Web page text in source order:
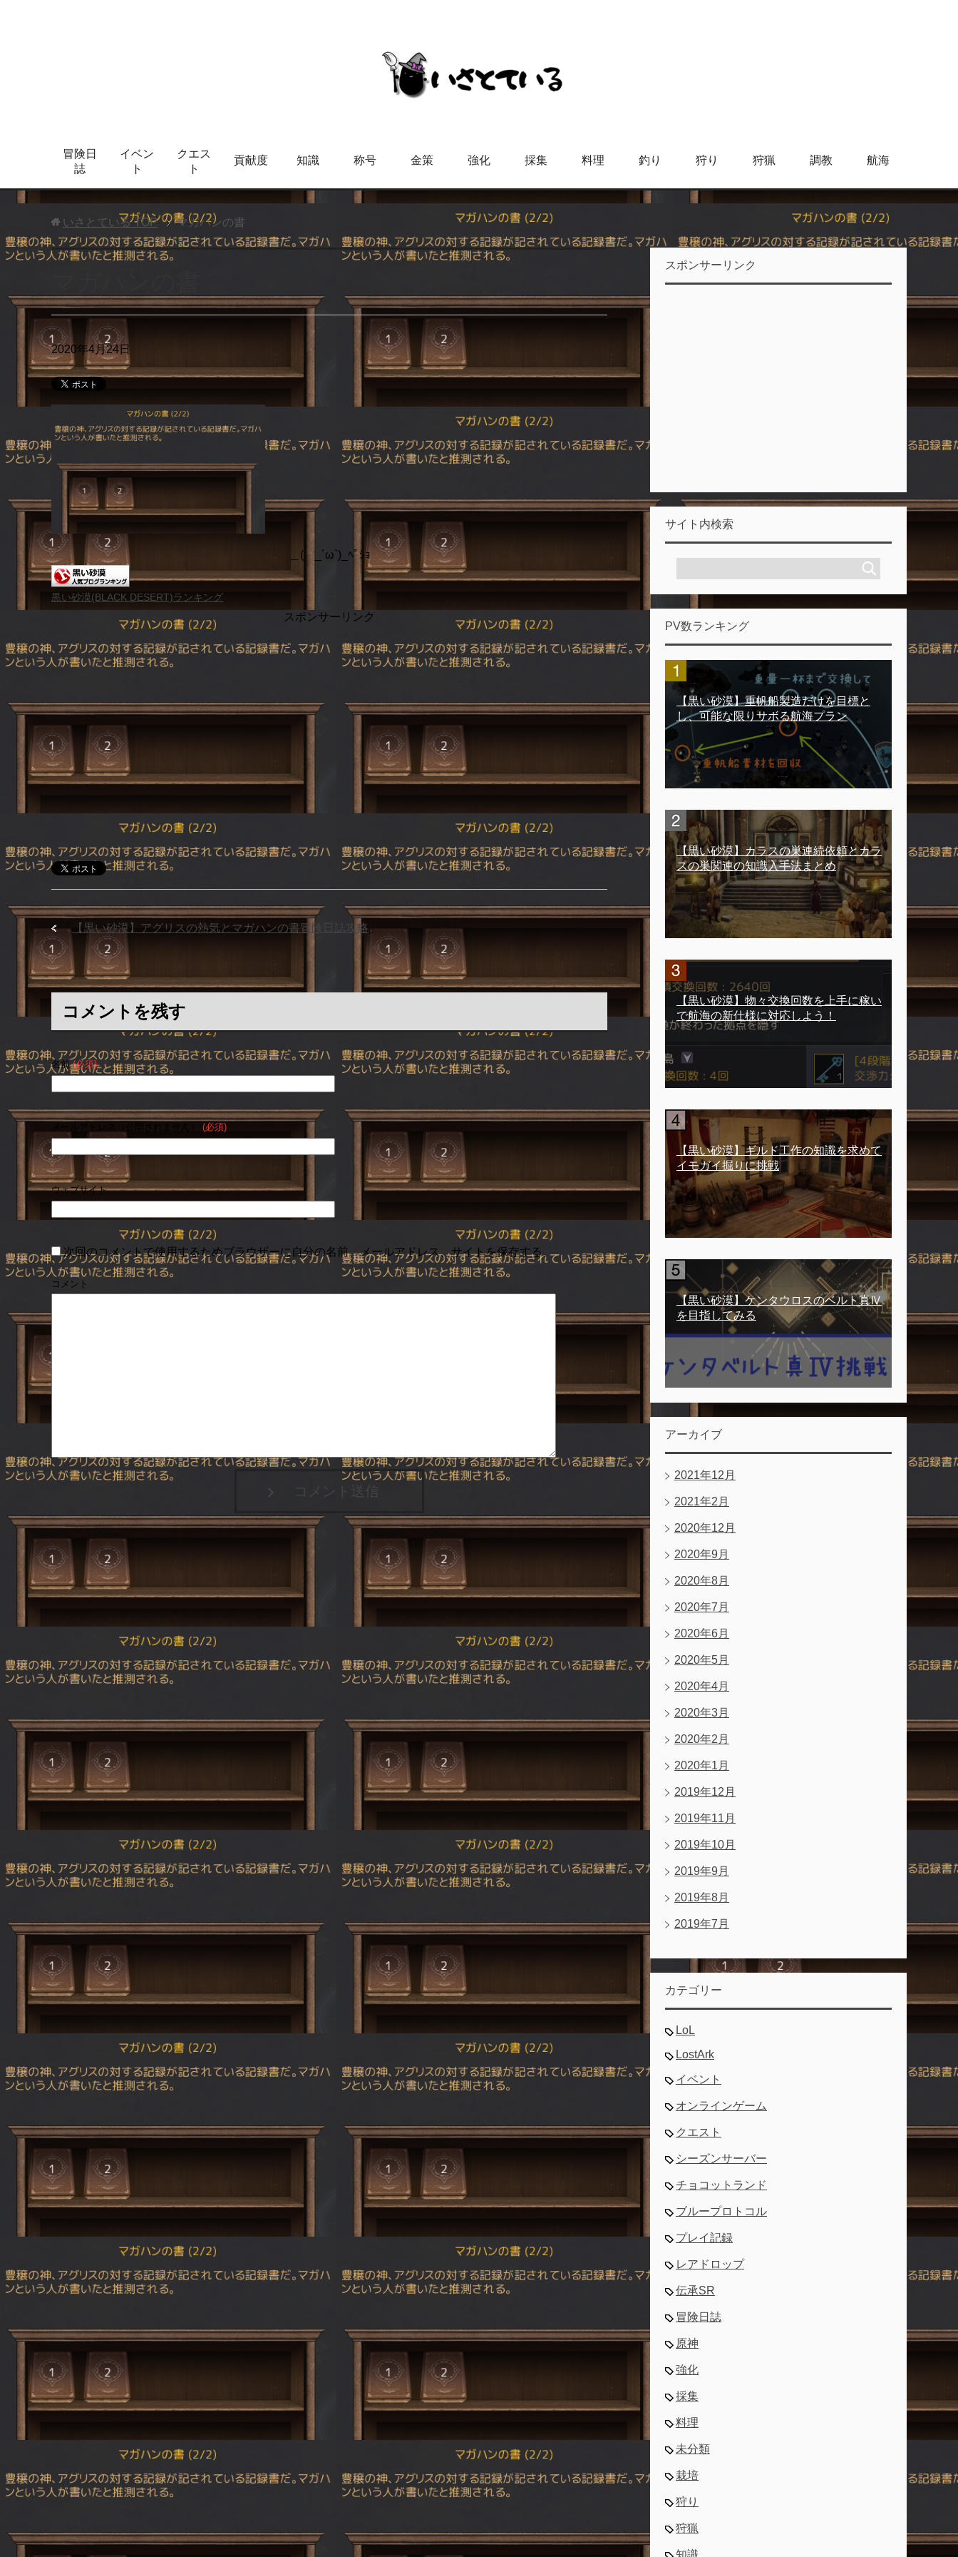
冒険日
誌
イベン
ト
クエス
ト
貢献度 知識 称号 金策 強化 採集 料理 釣り 狩り 狩猟 調教 航海
いさとているTOP マガハンの書
2020年4月24日
＿( _´ω`)_ﾍﾟｼｮ
黒い砂漠(BLACK DESERT)ランキング
スポンサーリンク
「 【黒い砂漠】アグリスの熱気とマガハンの書冒険日誌攻略 」
コメントを残す
名前(必須)
(必須)
ウェブサイト
次回のコメントで使用するためブラウザーに自分の名前、メールアドレス、サイトを保存する。
コメント
コメント送信
スポンサーリンク
サイト内検索
PV数ランキング
【黒い砂漠】重帆船製造だけを目標と
し、可能な限りサボる航海プラン
【黒い砂漠】カラスの巣連続依頼とカラ
スの巣関連の知識入手法まとめ
【黒い砂漠】物々交換回数を上手に稼い
で航海の新仕様に対応しよう！
【黒い砂漠】ギルド工作の知識を求めて
イモガイ掘りに挑戦
【黒い砂漠】ケンタウロスのベルト真Ⅳ
を目指してみる
アーカイブ
2021年12月
2021年2月
2020年12月
2020年9月
2020年8月
2020年7月
2020年6月
2020年5月
2020年4月
2020年3月
2020年2月
2020年1月
2019年12月
2019年11月
2019年10月
2019年9月
2019年8月
2019年7月
カテゴリー
LoL
LostArk
イベント
オンラインゲーム
クエスト
シーズンサーバー
チョコットランド
ブループロトコル
プレイ記録
レアドロップ
伝承SR
冒険日誌
原神
強化
採集
料理
未分類
栽培
狩り
狩猟
知識